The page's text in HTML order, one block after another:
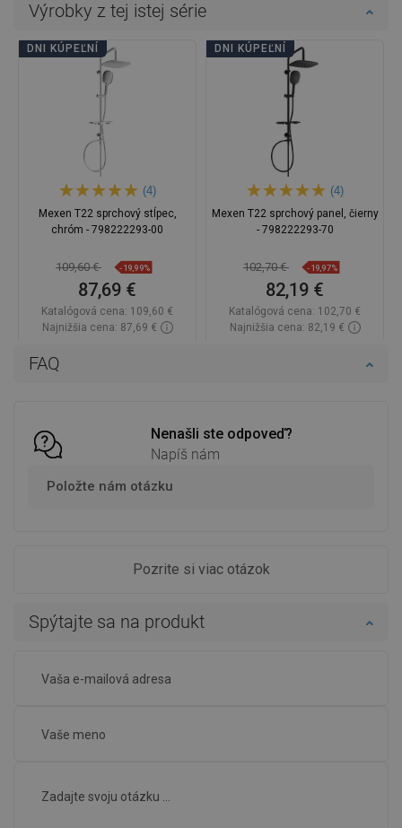
FAQ
Nenašli ste odpoveď?
Napíš nám
Položte nám otázku
Pozrite si viac otázok
Spýtajte sa na produkt
Výrobky z tej istej série
DNI KÚPEĽNÍ
(4)
Mexen T22 sprchový stĺpec,
chróm - 798222293-00
109,60 € -19,99%
87,69 €
Katalógová cena: 109,60 €
Najnižšia cena: 87,69 €
DNI KÚPEĽNÍ
(4)
Mexen T22 sprchový panel, čierny
- 798222293-70
102,70 € -19,97%
82,19 €
Katalógová cena: 102,70 €
Najnižšia cena: 82,19 €